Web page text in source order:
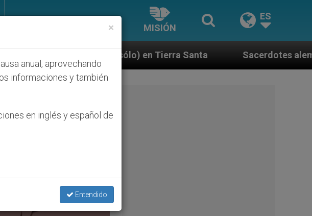
MISIÓN
ES
Tierra Santa Sacerdotes alemanes fieles al Papa contestan a
×
anual, aprovechando
informaciones y también
en inglés y español de
Entendido